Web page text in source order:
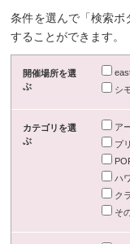
条件を選んで「検索ボ
することができます。
開催場所を選
ぶ
シ
カテゴリを選
ぶ
ア
プ
ハ
ク
そ